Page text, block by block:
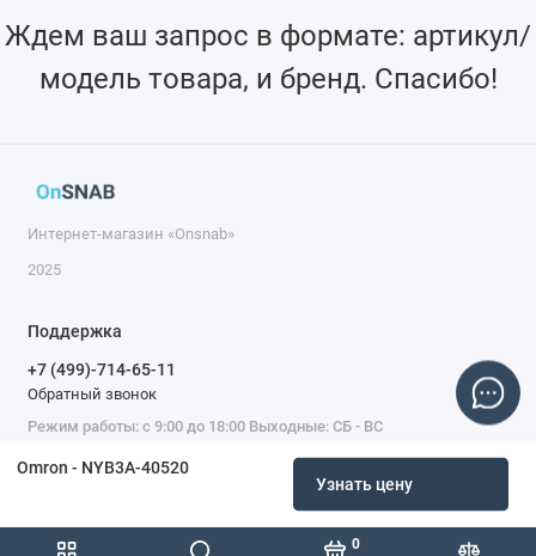
0
Omron - NYB3A-40520
Узнать цену
Ждем ваш запрос в формате: артикул/
модель товара, и бренд. Спасибо!
Интернет-магазин «Onsnab»
2025
Поддержка
+7 (499)-714-65-11
Обратный звонок
Режим работы: с 9:00 до 18:00 Выходные: СБ - ВС